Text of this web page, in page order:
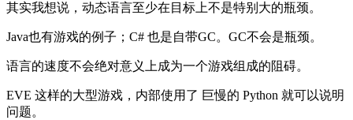
其实我想说，动态语言至少在目标上不是特别大的瓶颈。
Java也有游戏的例子；C# 也是自带GC。GC不会是瓶颈。
语言的速度不会绝对意义上成为一个游戏组成的阻碍。
EVE 这样的大型游戏，内部使用了 巨慢的 Python 就可以说明
问题。